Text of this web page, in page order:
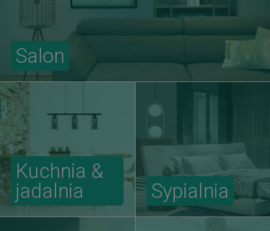
Salon
Kuchnia &
jadalnia
Sypialnia